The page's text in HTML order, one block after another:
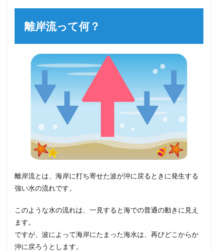
離岸流って何？
離岸流とは、海岸に打ち寄せた波が沖に戻るときに発生する
強い水の流れです。
このような水の流れは、一見すると海での普通の動きに見え
ます。
ですが、波によって海岸にたまった海水は、再びどこからか
沖に戻ろうとします。